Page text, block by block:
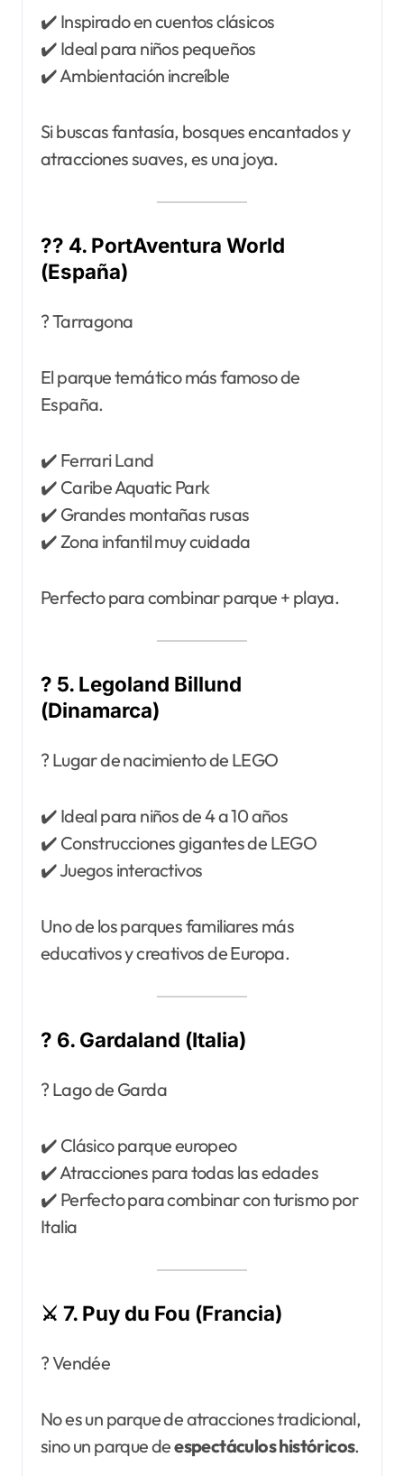
✔️ Inspirado en cuentos clásicos
✔️ Ideal para niños pequeños
✔️ Ambientación increíble
Si buscas fantasía, bosques encantados y
atracciones suaves, es una joya.
?? 4. PortAventura World
(España)
? Tarragona
El parque temático más famoso de
España.
✔️ Ferrari Land
✔️ Caribe Aquatic Park
✔️ Grandes montañas rusas
✔️ Zona infantil muy cuidada
Perfecto para combinar parque + playa.
? 5. Legoland Billund
(Dinamarca)
? Lugar de nacimiento de LEGO
✔️ Ideal para niños de 4 a 10 años
✔️ Construcciones gigantes de LEGO
✔️ Juegos interactivos
Uno de los parques familiares más
educativos y creativos de Europa.
? 6. Gardaland (Italia)
? Lago de Garda
✔️ Clásico parque europeo
✔️ Atracciones para todas las edades
✔️ Perfecto para combinar con turismo por
Italia
⚔️ 7. Puy du Fou (Francia)
? Vendée
No es un parque de atracciones tradicional,
sino un parque deespectáculos históricos.